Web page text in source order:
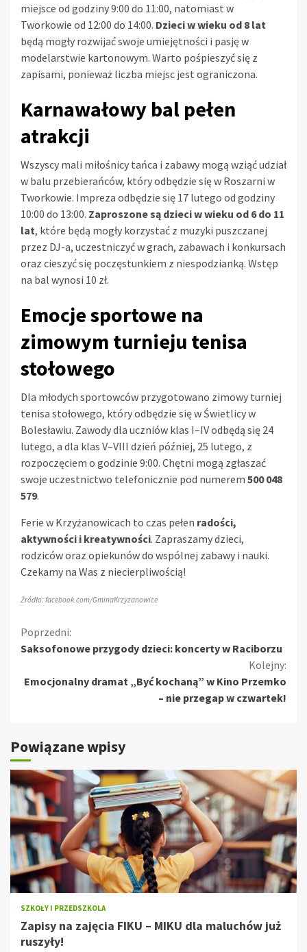
miejsce od godziny 9:00 do 11:00, natomiast w
Tworkowie od 12:00 do 14:00. Dzieci w wieku od 8 lat
będą mogły rozwijać swoje umiejętności i pasję w
modelarstwie kartonowym. Warto pośpieszyć się z
zapisami, ponieważ liczba miejsc jest ograniczona.
Karnawałowy bal pełen
atrakcji
Wszyscy mali miłośnicy tańca i zabawy mogą wziąć udział
w balu przebierańców, który odbędzie się w Roszarni w
Tworkowie. Impreza odbędzie się 17 lutego od godziny
10:00 do 13:00. Zaproszone są dzieci w wieku od 6 do 11
lat, które będą mogły korzystać z muzyki puszczanej
przez DJ-a, uczestniczyć w grach, zabawach i konkursach
oraz cieszyć się poczęstunkiem z niespodzianką. Wstęp
na bal wynosi 10 zł.
Emocje sportowe na
zimowym turnieju tenisa
stołowego
Dla młodych sportowców przygotowano zimowy turniej
tenisa stołowego, który odbędzie się w Świetlicy w
Bolesławiu. Zawody dla uczniów klas I–IV odbędą się 24
lutego, a dla klas V–VIII dzień później, 25 lutego, z
rozpoczęciem o godzinie 9:00. Chętni mogą zgłaszać
swoje uczestnictwo telefonicznie pod numerem 500 048
579.
Ferie w Krzyżanowicach to czas pełen radości,
aktywności i kreatywności. Zapraszamy dzieci,
rodziców oraz opiekunów do wspólnej zabawy i nauki.
Czekamy na Was z niecierpliwością!
Źródło: facebook.com/GminaKrzyzanowice
Kontynuuj
czytanie
Poprzedni:
Saksofonowe przygody dzieci: koncerty w Raciborzu
Kolejny:
Emocjonalny dramat „Być kochaną” w Kino Przemko
– nie przegap w czwartek!
Powiązane wpisy
SZKOŁY I PRZEDSZKOLA
Zapisy na zajęcia FIKU – MIKU dla maluchów już
ruszyły!